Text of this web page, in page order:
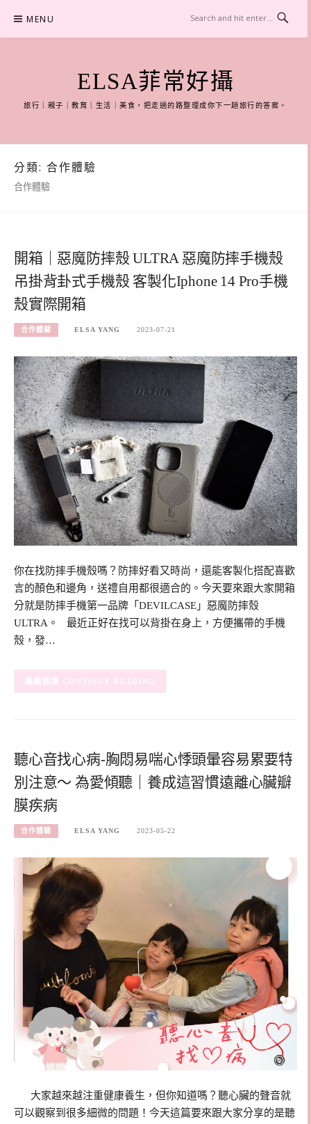
content
MENU
ELSA菲常好攝
旅行｜親子｜教育｜生活｜美食，把走過的路整理成你下一趟旅行的答案。
分類: 合作體驗
合作體驗
開箱｜惡魔防摔殼 ULTRA 惡魔防摔手機殼
吊掛背卦式手機殼 客製化Iphone 14 Pro手機
殼實際開箱
合作體驗 ELSA YANG 2023-07-21
你在找防摔手機殼嗎？防摔好看又時尚，還能客製化搭配喜歡
言的顏色和邊角，送禮自用都很適合的。今天要來跟大家開箱
分就是防摔手機第一品牌「DEVILCASE」惡魔防摔殼
ULTRA。 最近正好在找可以背掛在身上，方便攜帶的手機
殼，發…
CONTINUE READING
聽心音找心病-胸悶易喘心悸頭暈容易累要特
別注意～ 為愛傾聽｜養成這習慣遠離心臟瓣
膜疾病
合作體驗 ELSA YANG 2023-05-22
大家越來越注重健康養生，但你知道嗎？聽心臟的聲音就
可以觀察到很多細微的問題！今天這篇要來跟大家分享的是聽